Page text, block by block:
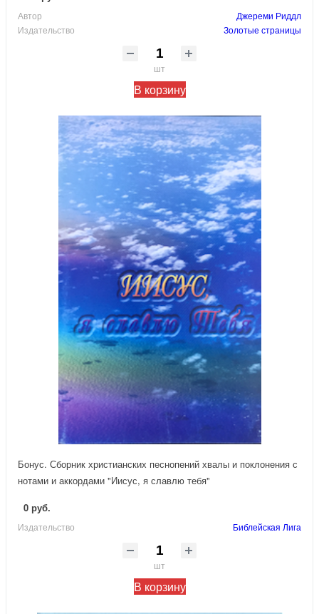
Автор
Джереми Риддл
Издательство
Золотые страницы
шт
В корзину
Бонус. Сборник христианских песнопений хвалы и поклонения с
нотами и аккордами "Иисус, я славлю тебя"
0 руб.
Издательство Библейская Лига
шт
В корзину